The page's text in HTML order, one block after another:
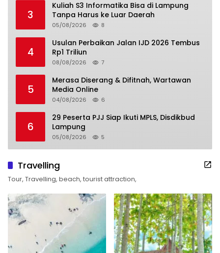
3
Kuliah S3 Informatika Bisa di Lampung
Tanpa Harus ke Luar Daerah
05/08/2026 8
4
Usulan Perbaikan Jalan IJD 2026 Tembus
Rp1 Triliun
08/08/2026 7
5
Merasa Diserang & Difitnah, Wartawan
Media Online
04/08/2026 6
6
29 Peserta PJJ Siap Ikuti MPLS, Disdikbud
Lampung
05/08/2026 5
Travelling
Tour, Travelling, beach, tourist attraction,